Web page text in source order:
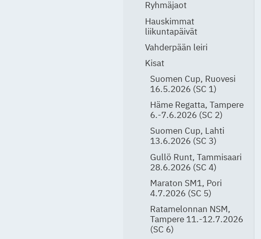
Ryhmäjaot
Hauskimmat
liikuntapäivät
Vahderpään leiri
Kisat
Suomen Cup, Ruovesi
16.5.2026 (SC 1)
Häme Regatta, Tampere
6.-7.6.2026 (SC 2)
Suomen Cup, Lahti
13.6.2026 (SC 3)
Gullö Runt, Tammisaari
28.6.2026 (SC 4)
Maraton SM1, Pori
4.7.2026 (SC 5)
Ratamelonnan NSM,
Tampere 11.-12.7.2026
(SC 6)